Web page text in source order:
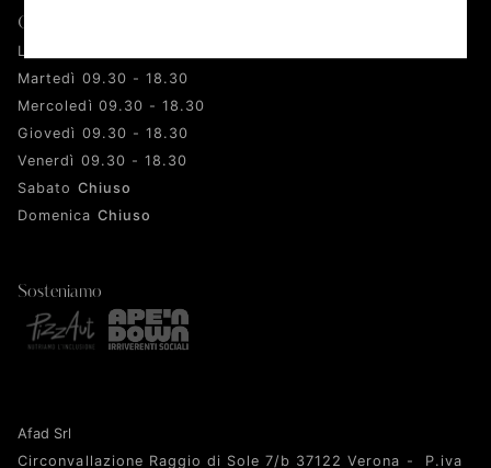
Orari
Lunedì 09.30 - 18.30
Martedì 09.30 - 18.30
Mercoledì 09.30 - 18.30
Giovedì 09.30 - 18.30
Venerdì 09.30 - 18.30
Sabato Chiuso
Domenica Chiuso
Sosteniamo
Afad Srl
Circonvallazione Raggio di Sole 7/b 37122 Verona - P.iva